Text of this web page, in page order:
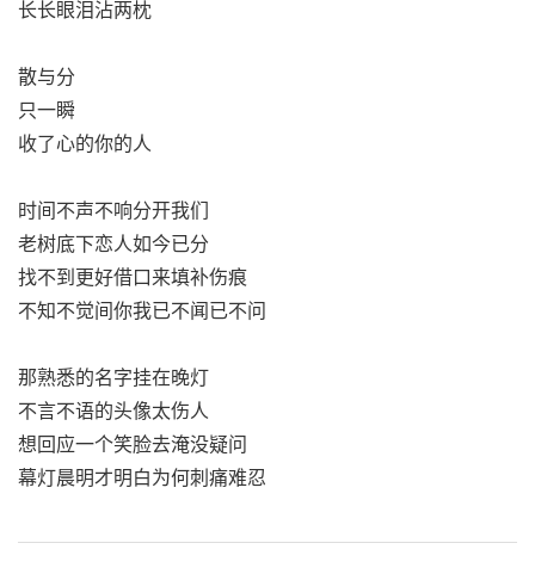
长长眼泪沾两枕
散与分
只一瞬
收了心的你的人
时间不声不响分开我们
老树底下恋人如今已分
找不到更好借口来填补伤痕
不知不觉间你我已不闻已不问
那熟悉的名字挂在晚灯
不言不语的头像太伤人
想回应一个笑脸去淹没疑问
幕灯晨明才明白为何刺痛难忍